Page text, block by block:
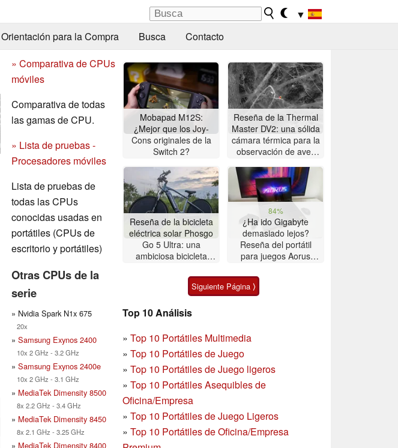
▼
Orientación para la Compra Busca Contacto
» Comparativa de CPUs
móviles
Comparativa de todas
las gamas de CPU.
» Lista de pruebas -
Procesadores móviles
Lista de pruebas de
todas las CPUs
conocidas usadas en
portátiles (CPUs de
escritorio y portátiles)
Otras CPUs de la
serie
» Nvidia Spark N1x 675
20x
» Samsung Exynos 2400
10x 2 GHz - 3.2 GHz
» Samsung Exynos 2400e
10x 2 GHz - 3.1 GHz
» MediaTek Dimensity 8500
8x 2.2 GHz - 3.4 GHz
» MediaTek Dimensity 8450
8x 2.1 GHz - 3.25 GHz
» MediaTek Dimensity 8400
Mobapad M12S:
¿Mejor que los Joy-
Cons originales de la
Switch 2?
Reseña de la Thermal
Master DV2: una sólida
cámara térmica para la
observación de aves
pulgadas
Reseña de la bicicleta
eléctrica solar Phosgo
Go 5 Ultra: una
ambiciosa bicicleta
algunas peculiaridades
84%
¿Ha ido Gigabyte
demasiado lejos?
Reseña del portátil
para juegos Aorus
Siguiente Página ⟩
Top 10 Análisis
» Top 10 Portátiles Multimedia
» Top 10 Portátiles de Juego
» Top 10 Portátiles de Juego ligeros
» Top 10 Portátiles Asequibles de
Oficina/Empresa
» Top 10 Portátiles de Juego Ligeros
» Top 10 Portátiles de Oficina/Empresa